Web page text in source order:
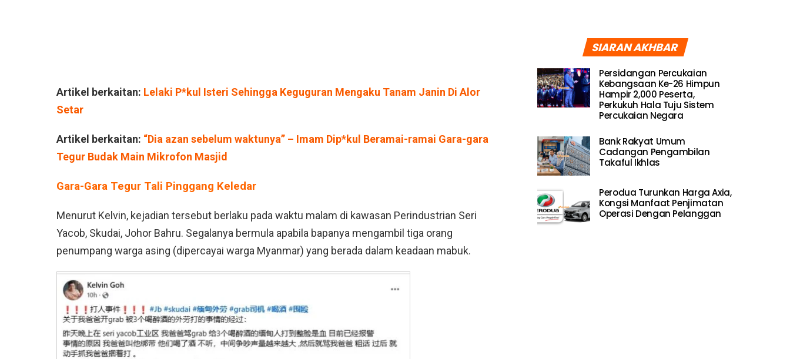
Artikel berkaitan: Lelaki P*kul Isteri Sehingga Keguguran Mengaku Tanam Janin Di Alor
Setar
Artikel berkaitan: “Dia azan sebelum waktunya” – Imam Dip*kul Beramai-ramai Gara-gara
Tegur Budak Main Mikrofon Masjid
Gara-Gara Tegur Tali Pinggang Keledar
Menurut Kelvin, kejadian tersebut berlaku pada waktu malam di kawasan Perindustrian Seri
Yacob, Skudai, Johor Bahru. Segalanya bermula apabila bapanya mengambil tiga orang
penumpang warga asing (dipercayai warga Myanmar) yang berada dalam keadaan mabuk.
SIARAN AKHBAR
Persidangan Percukaian
Kebangsaan Ke-26 Himpun
Hampir 2,000 Peserta,
Perkukuh Hala Tuju Sistem
Percukaian Negara
Bank Rakyat Umum
Cadangan Pengambilan
Takaful Ikhlas
Perodua Turunkan Harga Axia,
Kongsi Manfaat Penjimatan
Operasi Dengan Pelanggan